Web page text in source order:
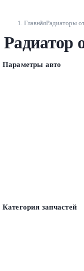
ГлавнаяРадиаторы
Радиатор
Параметры авто
Категория запчастей